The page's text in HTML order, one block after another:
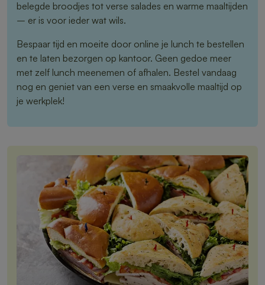
belegde broodjes tot verse salades en warme maaltijden
– er is voor ieder wat wils.
Bespaar tijd en moeite door online je lunch te bestellen
en te laten bezorgen op kantoor. Geen gedoe meer
met zelf lunch meenemen of afhalen. Bestel vandaag
nog en geniet van een verse en smaakvolle maaltijd op
je werkplek!